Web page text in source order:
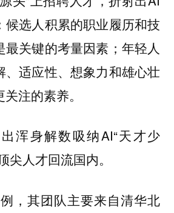
候选人积累的职业履历和技
关键的考量因素； 年轻人
、适应性、想象力和雄心壮
注的素养。
浑身解数吸纳AI“天才少
尖人才回流国内。
，其团队主要来自清华北